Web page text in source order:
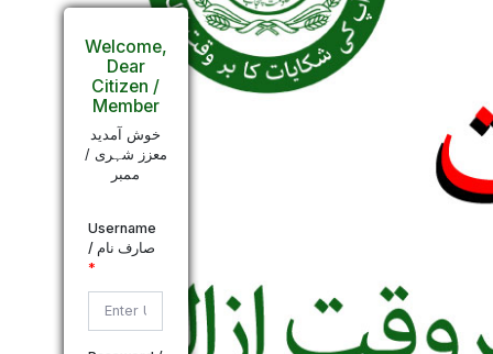
Welcome,
Dear
Citizen /
Member
خوش آمدید
معزز شہری /
ممبر
Username